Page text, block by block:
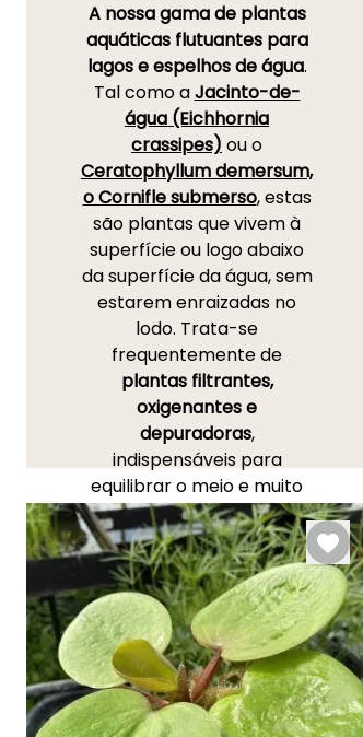
A nossa gama de plantas
aquáticas flutuantes para
lagos e espelhos de água.
Tal como aJacinto-de-
água (Eichhornia
crassipes) ou o
Ceratophyllum demersum,
o Cornifle submerso, estas
são plantas que vivem à
superfície ou logo abaixo
da superfície da água, sem
estarem enraizadas no
lodo. Trata-se
frequentemente de
plantas filtrantes,
oxigenantes e
depuradoras,
indispensáveis para
equilibrar o meio e muito
favoráveis à vida aquática.
Entre as espécies nativas,
podem citar-se aLemna
minor, a lentilha-de-água,
ou ainda aUtricularia
vulgaris, a Utriculária-
comum, uma planta
carnívora oxigenante que
produz inflorescências